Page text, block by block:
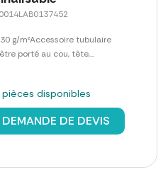
g/m²Accessoire tubulaire
porté au cou, tête,...
pièces disponibles
DEMANDE DE DEVIS